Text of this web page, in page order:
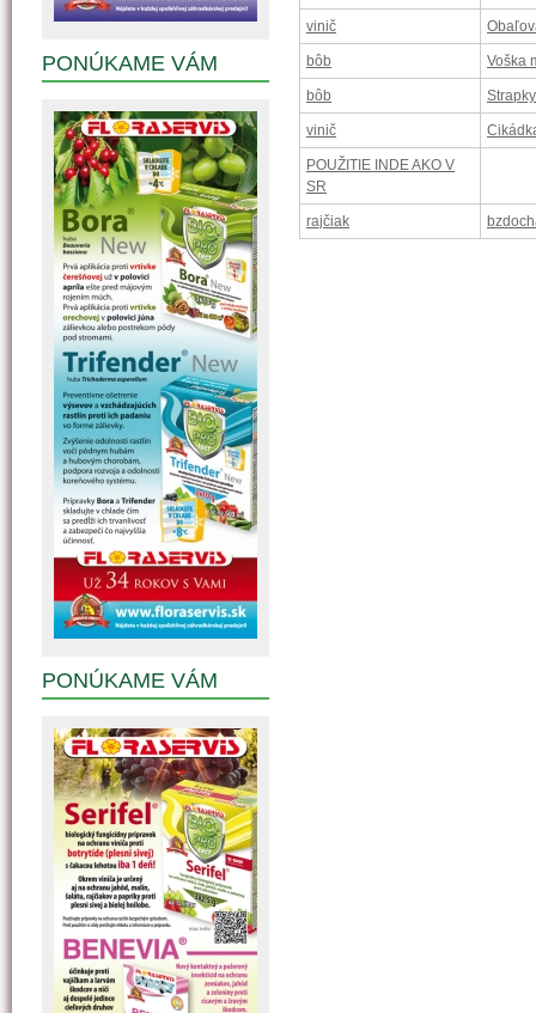
vinič
bôb Voška
bôb
vinič
POUŽITIE INDE AKO V
SR
rajčiak
PONÚKAME VÁM
PONÚKAME VÁM